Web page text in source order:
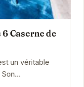
Caserne de
un véritable